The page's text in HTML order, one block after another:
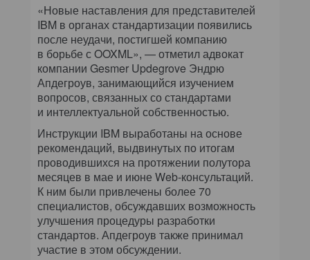
«Новые наставления для представителей
IBM в органах стандартизации появились
после неудачи, постигшей компанию
в борьбе с OOXML», — отметил адвокат
компании Gesmer Updegrove Эндрю
Апдегроув, занимающийся изучением
вопросов, связанных со стандартами
и интеллектуальной собственностью.
Инструкции IBM выработаны на основе
рекомендаций, выдвинутых по итогам
проводившихся на протяжении полутора
месяцев в мае и июне Web-консультаций.
К ним были привлечены более 70
специалистов, обсуждавших возможность
улучшения процедуры разработки
стандартов. Апдегроув также принимал
участие в этом обсуждении.